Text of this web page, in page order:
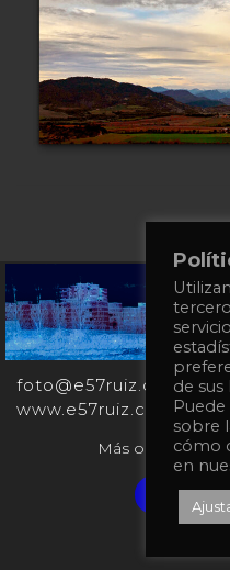
foto@e57ruiz.com
www.e57ruiz.com
Más obras en la
Verified
de
sobre
cómo
en